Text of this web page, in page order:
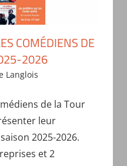
COMÉDIENS DE
2026
Langlois
de la Tour
leur
2025-2026.
et 2